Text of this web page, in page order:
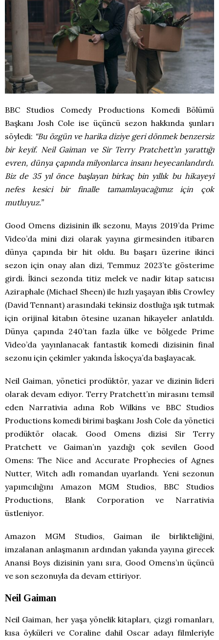
BBC Studios Comedy Productions Komedi Bölümü
Başkanı Josh Cole ise üçüncü sezon hakkında şunları
söyledi: “Bu özgün ve harika diziye geri dönmek benzersiz
bir keyif. Neil Gaiman ve Sir Terry Pratchett’ın yarattığı
evren, dünya çapında milyonlarca insanı heyecanlandırdı.
Biz de 35 yıl önce başlayan birkaç bin yıllık bu hikayeyi
nefes kesici bir finalle tamamlayacağımız için çok
mutluyuz.”
Good Omens dizisinin ilk sezonu, Mayıs 2019’da Prime
Video’da mini dizi olarak yayına girmesinden itibaren
dünya çapında bir hit oldu. Bu başarı üzerine ikinci
sezon için onay alan dizi, Temmuz 2023’te gösterime
girdi. İkinci sezonda titiz melek ve nadir kitap satıcısı
Aziraphale (Michael Sheen) ile hızlı yaşayan iblis Crowley
(David Tennant) arasındaki tekinsiz dostluğa ışık tutmak
için orijinal kitabın ötesine uzanan hikayeler anlatıldı.
Dünya çapında 240’tan fazla ülke ve bölgede Prime
Video’da yayınlanacak fantastik komedi dizisinin final
sezonu için çekimler yakında İskoçya’da başlayacak.
Neil Gaiman, yönetici prodüktör, yazar ve dizinin lideri
olarak devam ediyor. Terry Pratchett’ın mirasını temsil
eden Narrativia adına Rob Wilkins ve BBC Studios
Productions komedi birimi başkanı Josh Cole da yönetici
prodüktör olacak. Good Omens dizisi Sir Terry
Pratchett ve Gaiman’ın yazdığı çok sevilen Good
Omens: The Nice and Accurate Prophecies of Agnes
Nutter, Witch adlı romandan uyarlandı. Yeni sezonun
yapımcılığını Amazon MGM Studios, BBC Studios
Productions, Blank Corporation ve Narrativia
üstleniyor.
Amazon MGM Studios, Gaiman ile birlikteliğini,
imzalanan anlaşmanın ardından yakında yayına girecek
Anansi Boys dizisinin yanı sıra, Good Omens’ın üçüncü
ve son sezonuyla da devam ettiriyor.
Neil Gaiman
Neil Gaiman, her yaşa yönelik kitapları, çizgi romanları,
kısa öyküleri ve Coraline dahil Oscar adayı filmleriyle